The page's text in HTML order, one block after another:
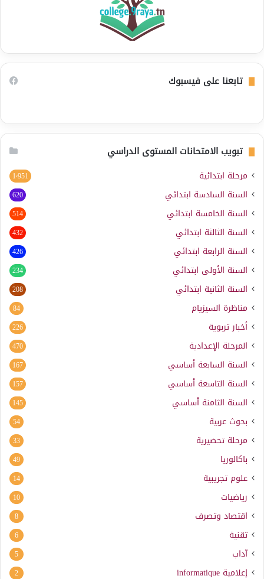
تابعنا على فيسبوك
تبويب الامتحانات المستوى الدراسي
مرحلة ابتدائية 1٬951
السنة السادسة ابتدائي 620
السنة الخامسة ابتدائي 514
السنة الثالثة ابتدائي 432
السنة الرابعة ابتدائي 426
السنة الأولى ابتدائي 234
السنة الثانية ابتدائي 208
مناظرة السيزيام 84
أخبار تربوية 226
المرحلة الإعدادية 470
السنة السابعة أساسي 167
السنة التاسعة أساسي 157
السنة الثامنة أساسي 145
بحوث عربية 54
مرحلة تحضيرية 33
باكالوريا 49
علوم تجريبية 14
رياضيات 10
اقتصاد وتصرف 8
تقنية 6
آداب 5
إعلامية informatique
2